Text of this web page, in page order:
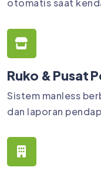
otomatis saat
Ruko & Pusat
Sistem manless
dan laporan